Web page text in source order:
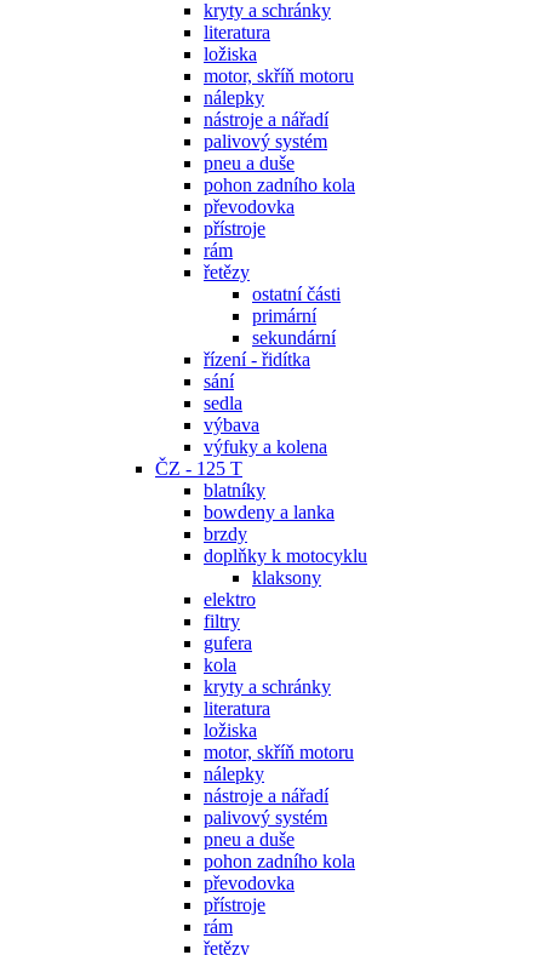
kryty a schránky
literatura
ložiska
motor, skříň motoru
nálepky
nástroje a nářadí
palivový systém
pneu a duše
pohon zadního kola
převodovka
přístroje
rám
řetězy
ostatní části
primární
sekundární
řízení - řidítka
sání
sedla
výbava
výfuky a kolena
ČZ - 125 T
blatníky
bowdeny a lanka
brzdy
doplňky k motocyklu
klaksony
elektro
filtry
gufera
kola
kryty a schránky
literatura
ložiska
motor, skříň motoru
nálepky
nástroje a nářadí
palivový systém
pneu a duše
pohon zadního kola
převodovka
přístroje
rám
řetězy